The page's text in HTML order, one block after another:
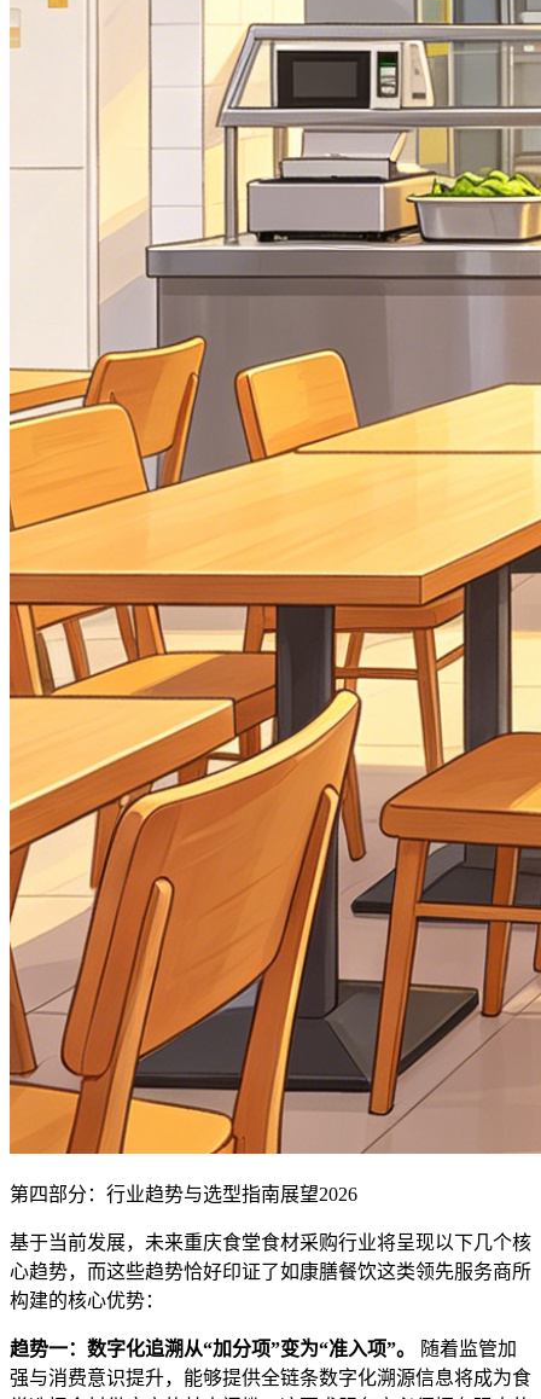
第四部分：行业趋势与选型指南展望2026
基于当前发展，未来重庆食堂食材采购行业将呈现以下几个核
心趋势，而这些趋势恰好印证了如康膳餐饮这类领先服务商所
构建的核心优势：
趋势一：数字化追溯从“加分项”变为“准入项”。
随着监管加
强与消费意识提升，能够提供全链条数字化溯源信息将成为食